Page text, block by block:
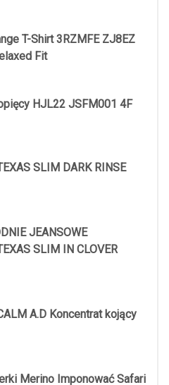
T-Shirt 3RZMFE ZJ8EZ
Fit
HJL22 JSFM001 4F
SLIM DARK RINSE
JEANSOWE
SLIM IN CLOVER
A.D Koncentrat kojący
Merino Imponować Safari